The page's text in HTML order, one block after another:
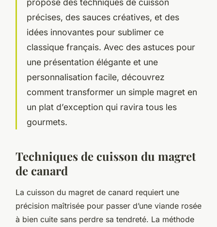
propose des techniques de cuisson
précises, des sauces créatives, et des
idées innovantes pour sublimer ce
classique français. Avec des astuces pour
une présentation élégante et une
personnalisation facile, découvrez
comment transformer un simple magret en
un plat d’exception qui ravira tous les
gourmets.
Techniques de cuisson du magret
de canard
La cuisson du magret de canard requiert une
précision maîtrisée pour passer d’une viande rosée
à bien cuite sans perdre sa tendreté. La méthode